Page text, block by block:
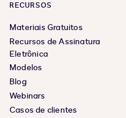
RECURSOS
Materiais Gratuitos
Recursos de Assinatura
Eletrônica
Modelos
Blog
Webinars
Casos de clientes